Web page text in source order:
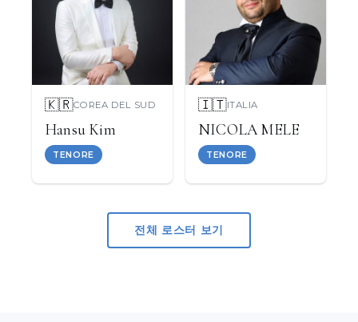
🇰🇷COREA DEL SUD
Hansu Kim
TENORE
🇮🇹ITALIA
NICOLA MELE
TENORE
전체 로스터 보기